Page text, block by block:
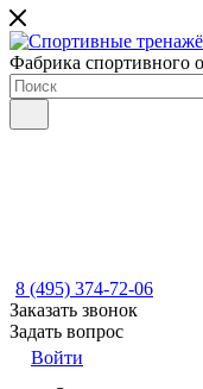
Фабрика спортивного
8 (495) 374-72-06
Заказать звонок
Задать вопрос
Войти